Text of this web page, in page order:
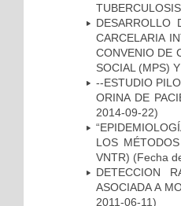
CARCELARIA
CONVENIO DE
SOCIAL (MPS)
--ESTUDIO
ORINA DE
2014-09-22)
LOS
VNTR) (Fecha
DETECCION
ASOCIADA A
2011-06-11)